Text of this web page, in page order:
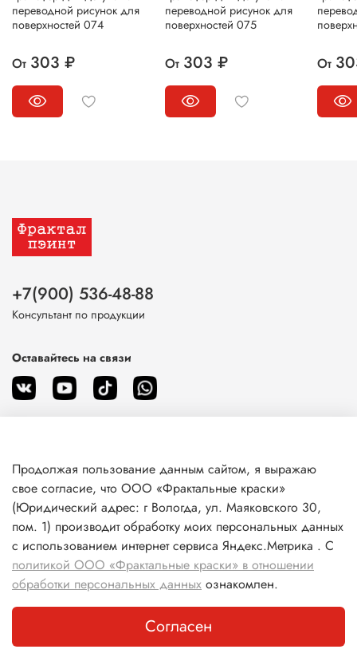
переводной рисунок для
поверхностей 074
От 303 ₽
переводной рисунок для
поверхностей 075
От 303 ₽ От
О магазине
Клиентам
Информация
+7(900) 536-48-88
Консультант по продукции
Оставайтесь на связи
Продолжая пользование данным сайтом, я выражаю
свое согласие, что ООО «Фрактальные краски»
(Юридический адрес: г Вологда, ул. Маяковского 30,
пом. 1) производит обработку моих персональных данных
с использованием интернет сервиса Яндекс.Метрика . С
политикой ООО «Фрактальные краски» в отношении
обработки персональных данных ознакомлен.
Согласен